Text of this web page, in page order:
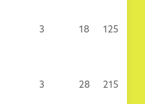
3 18 125
3 28 215